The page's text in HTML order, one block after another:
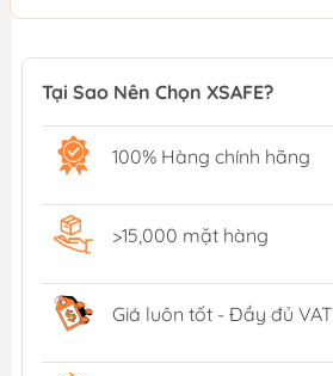
Tại Sao Nên Chọn XSAFE?
100% Hàng chính hãng
>15,000 mặt hàng
Giá luôn tốt - Đầy đủ VAT